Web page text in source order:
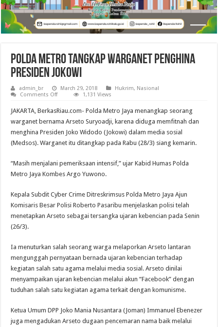
Polda Metro Tangkap Warganet Penghina
Presiden Jokowi
admin_br March 29, 2018 Hukrim, Nasional
Comments Offon
Tangkap
Warganet
Penghina
Presiden
1,131 Views
JAKARTA, BerkasRiau.com- Polda Metro Jaya menangkap seorang
warganet bernama Arseto Suryoadji, karena diduga memfitnah dan
menghina Presiden Joko Widodo (Jokowi) dalam media sosial
(Medsos). Warganet itu ditangkap pada Rabu (28/3) siang kemarin.
“Masih menjalani pemeriksaan intensif,” ujar Kabid Humas Polda
Metro Jaya Kombes Argo Yuwono.
Kepala Subdit Cyber Crime Ditreskrimsus Polda Metro Jaya Ajun
Komisaris Besar Polisi Roberto Pasaribu menjelaskan polisi telah
menetapkan Arseto sebagai tersangka ujaran kebencian pada Senin
(26/3).
Ia menuturkan salah seorang warga melaporkan Arseto lantaran
mengunggah pernyataan bernada ujaran kebencian terhadap
kegiatan salah satu agama melalui media sosial. Arseto dinilai
menyampaikan ujaran kebencian melalui akun “Facebook” dengan
tuduhan salah satu kegiatan agama terkait dengan komunisme.
Ketua Umum DPP Joko Mania Nusantara (Joman) Immanuel Ebenezer
juga mengadukan Arseto dugaan pencemaran nama baik melalui